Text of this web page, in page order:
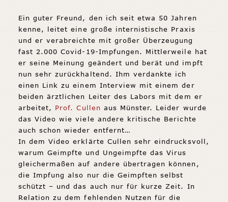
Ein guter Freund, den ich seit etwa 50 Jahren
kenne, leitet eine große internistische Praxis
und er verabreichte mit großer Überzeugung
fast 2.000 Covid-19-Impfungen. Mittlerweile hat
er seine Meinung geändert und berät und impft
nun sehr zurückhaltend. Ihm verdankte ich
einen Link zu einem Interview mit einem der
beiden ärztlichen Leiter des Labors mit dem er
arbeitet, Prof. Cullen aus Münster. Leider wurde
das Video wie viele andere kritische Berichte
auch schon wieder entfernt…
In dem Video erklärte Cullen sehr eindrucksvoll,
warum Geimpfte und Ungeimpfte das Virus
gleichermaßen auf andere übertragen können,
die Impfung also nur die Geimpften selbst
schützt – und das auch nur für kurze Zeit. In
Relation zu dem fehlenden Nutzen für die